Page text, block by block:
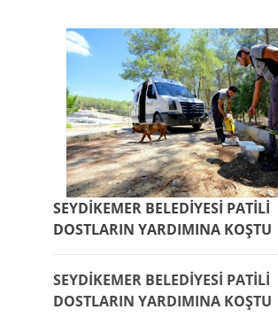
SEYDİKEMER BELEDİYESİ PATİLİ
DOSTLARIN YARDIMINA KOŞTU
SEYDİKEMER BELEDİYESİ PATİLİ
DOSTLARIN YARDIMINA KOŞTU